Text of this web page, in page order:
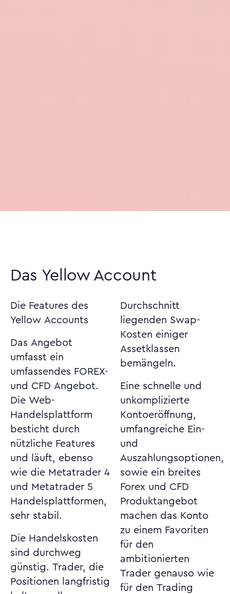
Das Yellow Account
Die Features des
Yellow Accounts
Das Angebot
umfasst ein
umfassendes FOREX-
und CFD Angebot.
Die Web-
Handelsplattform
besticht durch
nützliche Features
und läuft, ebenso
wie die Metatrader 4
und Metatrader 5
Handelsplattformen,
sehr stabil.
Die Handelskosten
sind durchweg
günstig. Trader, die
Positionen langfristig
Durchschnitt
liegenden Swap-
Kosten einiger
Assetklassen
bemängeln.
Eine schnelle und
unkomplizierte
Kontoeröffnung,
umfangreiche Ein-
und
Auszahlungsoptionen,
sowie ein breites
Forex und CFD
Produktangebot
machen das Konto
zu einem Favoriten
für den
ambitionierten
Trader genauso wie
für den Trading